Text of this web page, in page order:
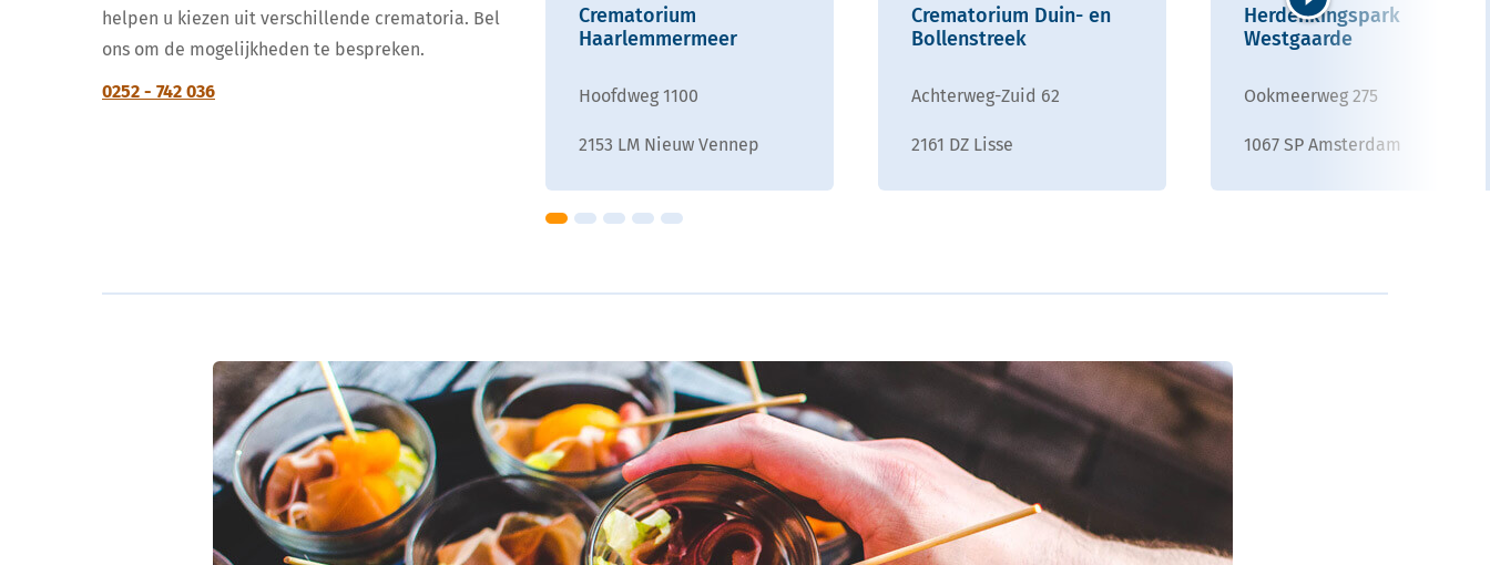
helpen u kiezen uit verschillende crematoria. Bel
ons om de mogelijkheden te bespreken.
0252 - 742 036
Crematorium
Haarlemmermeer
Hoofdweg 1100
2153 LM Nieuw Vennep
Crematorium Duin- en
Bollenstreek
Achterweg-Zuid 62
2161 DZ Lisse
Herdenkingspark
Westgaarde
Ookmeerweg 275
1067 SP Amsterdam
Volgende